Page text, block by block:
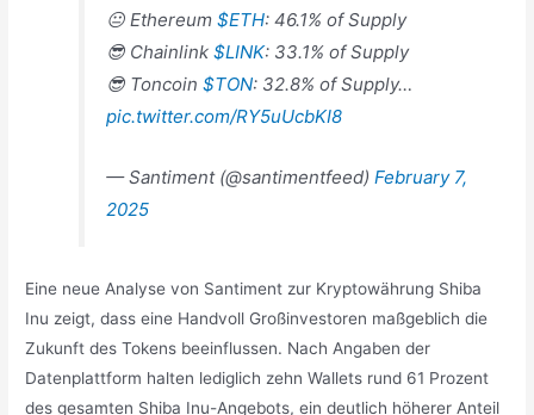
😐 Ethereum$ETH: 46.1% of Supply
😎 Chainlink$LINK: 33.1% of Supply
😎 Toncoin$TON: 32.8% of Supply…
pic.twitter.com/RY5uUcbKI8
— Santiment (@santimentfeed)February 7,
2025
Eine neue Analyse von Santiment zur Kryptowährung Shiba
Inu zeigt, dass eine Handvoll Großinvestoren maßgeblich die
Zukunft des Tokens beeinflussen. Nach Angaben der
Datenplattform halten lediglich zehn Wallets rund 61 Prozent
des gesamten Shiba Inu-Angebots, ein deutlich höherer Anteil